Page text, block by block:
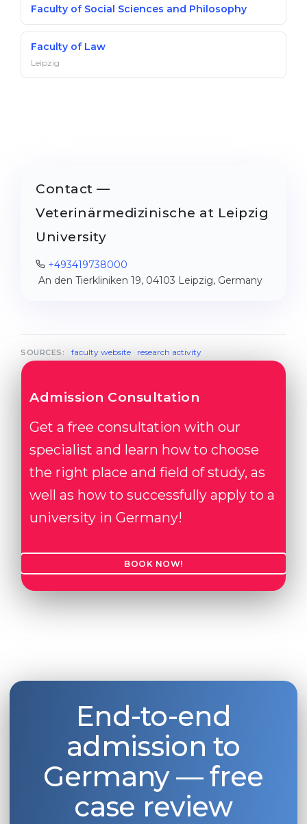
Faculty of Social Sciences and Philosophy
Faculty of Law
Leipzig
Contact —
Veterinärmedizinische at Leipzig
University
+493419738000
An den Tierkliniken 19, 04103 Leipzig, Germany
SOURCES: faculty website· research activity
Admission Consultation
Get a free consultation with our
specialist and learn how to choose
the right place and field of study, as
well as how to successfully apply to a
university in Germany!
BOOK NOW!
End-to-end
admission to
Germany — free
case review